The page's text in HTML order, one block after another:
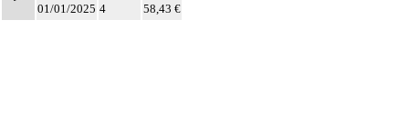
7
collection intraabdominale associée, la toilette péritonéale et/ou la pose de
01/01/2025 4 58,43 €